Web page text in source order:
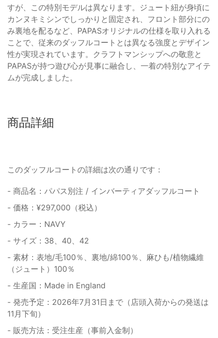
すが、この特別モデルは異なります。ジュート紐が身頃に
カンヌキミシンでしっかりと固定され、フロント部分にの
み裏地を配るなど、PAPASオリジナルの仕様を取り入れる
ことで、従来のダッフルコートとは異なる強度とデザイン
性が実現されています。クラフトマンシップへの敬意と
PAPASが持つ遊び心が見事に融合し、一着の特別なアイテ
ムが完成しました。
商品詳細
このダッフルコートの詳細は次の通りです：
- 商品名：パパス別注 / インバーティアダッフルコート
- 価格：¥297,000（税込）
- カラー：NAVY
- サイズ：38、40、42
- 素材：表地/毛100％、裏地/綿100％、麻ひも/植物繊維
（ジュート）100％
- 生産国：Made in England
- 発売予定：2026年7月31日まで（店頭入荷からの発送は
11月下旬）
- 販売方法：受注生産（事前入金制）